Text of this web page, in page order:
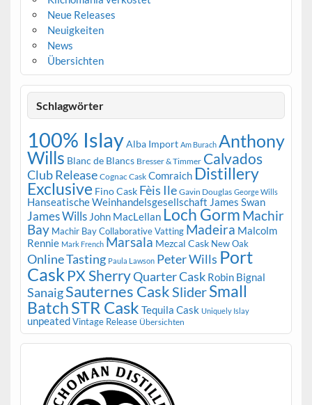
Neue Releases
Neuigkeiten
News
Übersichten
Schlagwörter
100% IslayAlba Import Am Burach Anthony
Wills Blanc de Blancs Bresser & Timmer Calvados
Club Release Cognac Cask Comraich Distillery
Exclusive Fino Cask Fèis Ile Gavin Douglas George Wills
Hanseatische Weinhandelsgesellschaft James Swan
James Wills John MacLellan Loch Gorm Machir
Bay Machir Bay Collaborative Vatting Madeira Malcolm
Rennie Mark French Marsala Mezcal Cask New Oak
Online Tasting Paula Lawson Peter Wills Port
Cask PX SherryQuarter Cask Robin Bignal
SanaigSauternes CaskSliderSmall
BatchSTR Cask Tequila Cask Uniquely Islay
unpeatedVintage Release Übersichten